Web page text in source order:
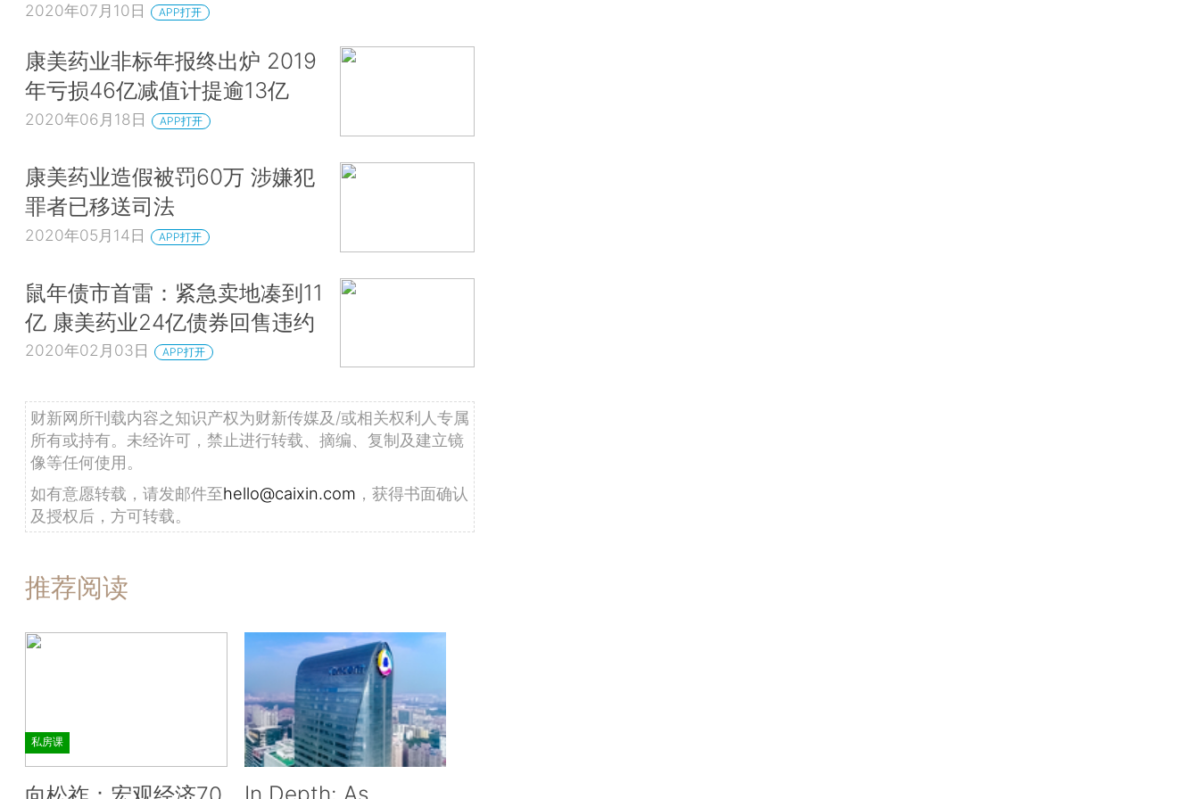
2020年07月10日 APP打开
康美药业非标年报终出炉 2019
年亏损46亿减值计提逾13亿
2020年06月18日 APP打开
康美药业造假被罚60万 涉嫌犯
罪者已移送司法
2020年05月14日 APP打开
鼠年债市首雷：紧急卖地凑到11
亿 康美药业24亿债券回售违约
2020年02月03日 APP打开
财新网所刊载内容之知识产权为财新传媒及/或相关权利人专属
所有或持有。未经许可，禁止进行转载、摘编、复制及建立镜
像等任何使用。
如有意愿转载，请发邮件至hello@caixin.com ，获得书面确认
及授权后，方可转载。
推荐阅读
私房课
In Depth: As